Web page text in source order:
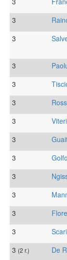
3
3
3
3
3
3
3
3
3
3
3
3
3 (2 r.) De